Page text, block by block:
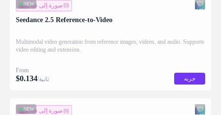
NEW
صورة إلى فيديو
Seedance 2.5 Reference-to-Video
Multimodal video generation from reference images, videos, and audio. Supports
video editing and extension.
From
$0.134 /ثانية جربه
NEW
صورة إلى فيديو